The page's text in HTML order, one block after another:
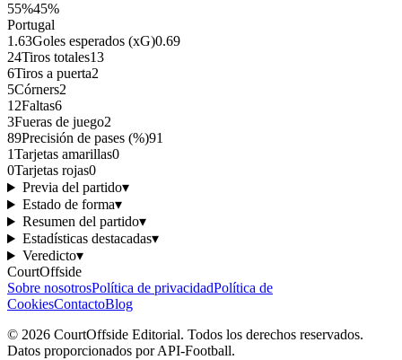
55%45%
Portugal
1.63Goles esperados (xG)0.69
24Tiros totales13
6Tiros a puerta2
5Córners2
12Faltas6
3Fueras de juego2
89Precisión de pases (%)91
1Tarjetas amarillas0
0Tarjetas rojas0
Previa del partido▾
Estado de forma▾
Resumen del partido▾
Estadísticas destacadas▾
Veredicto▾
CourtOffside
Sobre nosotrosPolítica de privacidadPolítica de
CookiesContactoBlog
© 2026 CourtOffside Editorial. Todos los derechos reservados.
Datos proporcionados por API-Football.